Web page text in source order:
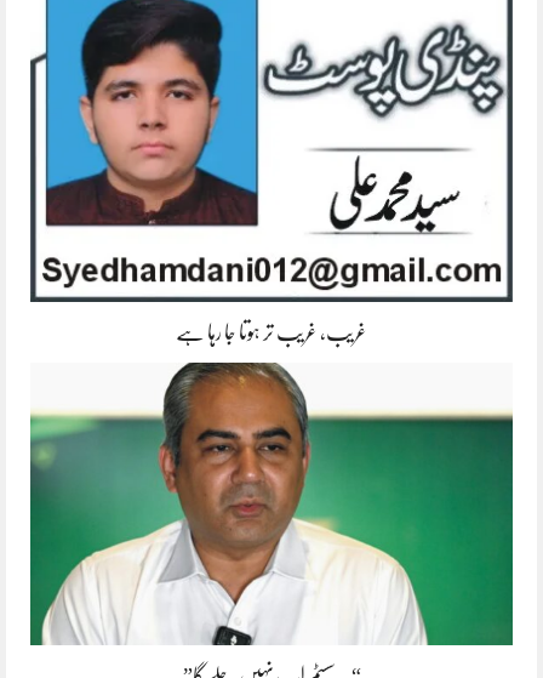
غریب، غریب تر ہوتا جا رہا ہے